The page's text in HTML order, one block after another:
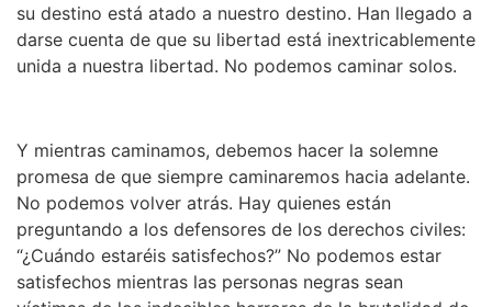
su destino está atado a nuestro destino. Han llegado a
darse cuenta de que su libertad está inextricablemente
unida a nuestra libertad. No podemos caminar solos.
Y mientras caminamos, debemos hacer la solemne
promesa de que siempre caminaremos hacia adelante.
No podemos volver atrás. Hay quienes están
preguntando a los defensores de los derechos civiles:
“¿Cuándo estaréis satisfechos?” No podemos estar
satisfechos mientras las personas negras sean